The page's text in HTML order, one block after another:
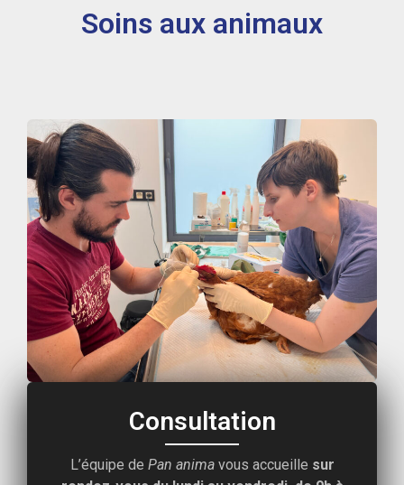
Soins aux animaux
Consultation
L’équipe de Pan animavous accueille sur